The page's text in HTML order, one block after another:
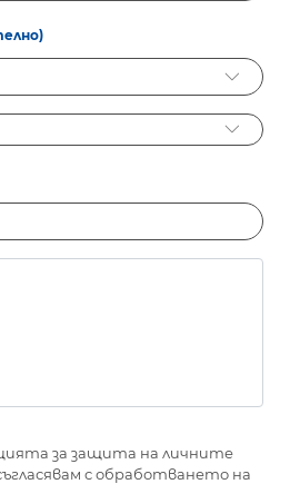
за защита на личните
с обработването на